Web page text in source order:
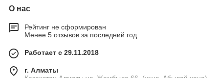
О нас
Рейтинг не сформирован
Менее 5 отзывов за последний год
Работает с 29.11.2018
г. Алматы